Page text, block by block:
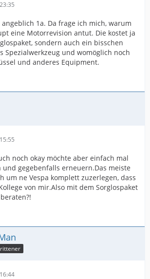
1a. Da frage ich mich, warum
eine Motorrevision antut. Die kostet ja
sondern auch ein bisschen
Spezialwerkzeug und womöglich noch
und anderes Equipment.
noch okay möchte aber einfach mal
gegebenfalls erneuern.Das meiste
um ne Vespa komplett zuzerlegen, dass
von mir.Also mit dem Sorglospaket